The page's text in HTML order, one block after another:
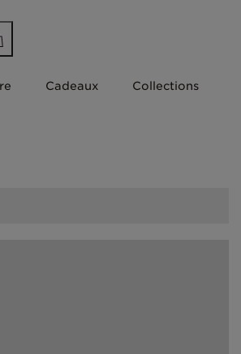
Cadeaux Collections